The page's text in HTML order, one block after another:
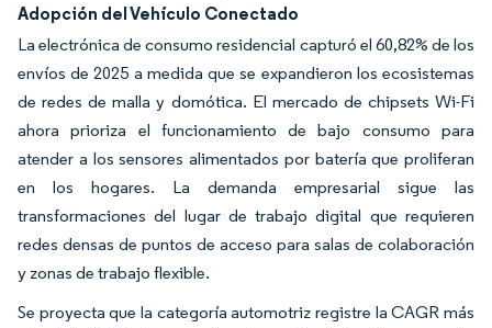
Adopción del Vehículo Conectado
La electrónica de consumo residencial capturó el 60,82% de los
envíos de 2025 a medida que se expandieron los ecosistemas
de redes de malla y domótica. El mercado de chipsets Wi-Fi
ahora prioriza el funcionamiento de bajo consumo para
atender a los sensores alimentados por batería que proliferan
en los hogares. La demanda empresarial sigue las
transformaciones del lugar de trabajo digital que requieren
redes densas de puntos de acceso para salas de colaboración
y zonas de trabajo flexible.
Se proyecta que la categoría automotriz registre la CAGR más